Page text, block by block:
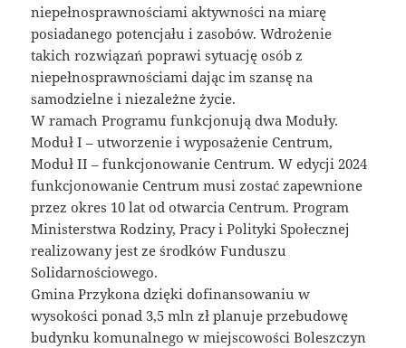
niepełnosprawnościami aktywności na miarę
posiadanego potencjału i zasobów. Wdrożenie
takich rozwiązań poprawi sytuację osób z
niepełnosprawnościami dając im szansę na
samodzielne i niezależne życie.
W ramach Programu funkcjonują dwa Moduły.
Moduł I – utworzenie i wyposażenie Centrum,
Moduł II – funkcjonowanie Centrum. W edycji 2024
funkcjonowanie Centrum musi zostać zapewnione
przez okres 10 lat od otwarcia Centrum. Program
Ministerstwa Rodziny, Pracy i Polityki Społecznej
realizowany jest ze środków Funduszu
Solidarnościowego.
Gmina Przykona dzięki dofinansowaniu w
wysokości ponad 3,5 mln zł planuje przebudowę
budynku komunalnego w miejscowości Boleszczyn